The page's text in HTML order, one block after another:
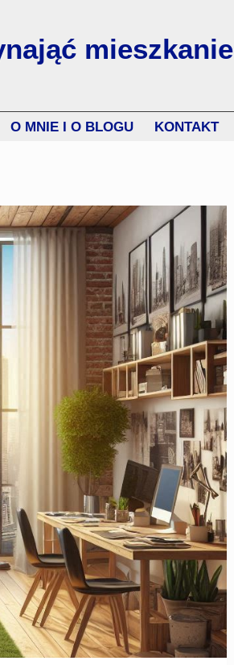
mieszkanie
O MNIE I O BLOGU KONTAKT